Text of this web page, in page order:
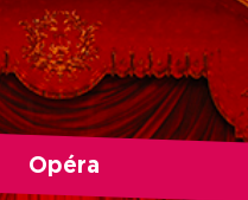
Opéra